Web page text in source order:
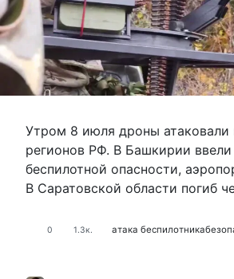
Утром 8 июля дроны атаковали
регионов РФ. В Башкирии
беспилотной опасности,
В Саратовской области погиб
0 1.3к. атака беспилотника